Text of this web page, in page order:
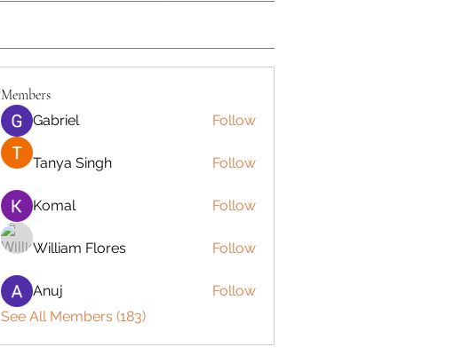
Members
Gabriel Follow
Tanya Singh Follow
Komal Follow
William Flores Follow
Anuj
Follow
See All Members (183)